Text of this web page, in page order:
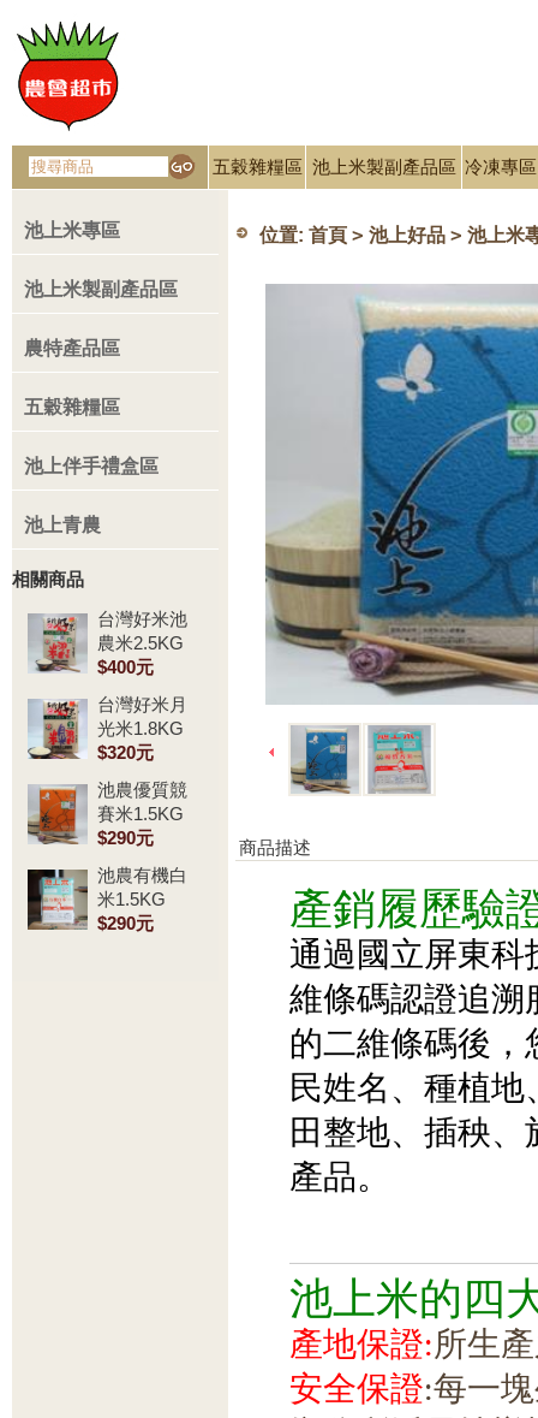
五穀雜糧區 池上米製副產品區 冷凍專區
池上米專區
池上米製副產品區
農特產品區
五穀雜糧區
池上伴手禮盒區
池上青農
相關商品
台灣好米池
農米2.5KG
$400元
台灣好米月
光米1.8KG
$320元
池農優質競
賽米1.5KG
$290元
池農有機白
米1.5KG
$290元
位置: 首頁 > 池上好品 > 池上米
商品描述
產銷履歷驗
通過國立屏東科
維條碼認證追溯
的二維條碼後，
民姓名、種植
田整地、插秧
產品。
池上米的四
產地保證:所生
安全保證:每一